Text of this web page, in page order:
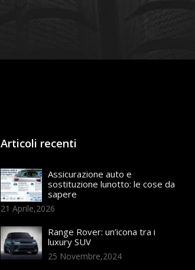
Articoli recenti
Assicurazione auto e
sostituzione lunotto: le cose da
sapere
21 Aprile,2026
Range Rover: un’icona tra i
luxury SUV
25 Novembre,2024